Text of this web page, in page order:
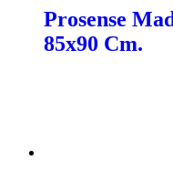
Prosense
85x90 Cm.